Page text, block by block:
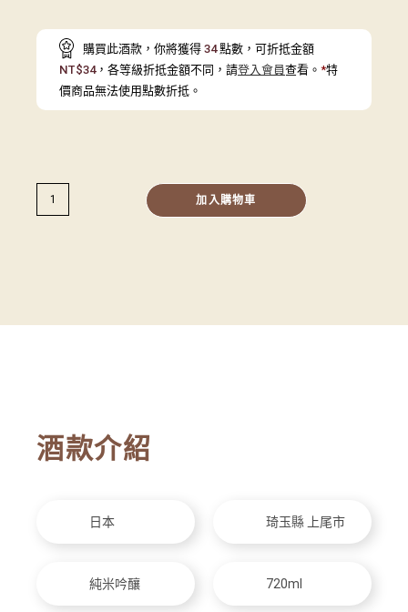
購買此酒款，你將獲得 34 點數，可折抵金額
NT$34，各等級折抵金額不同，請登入會員查看。 *特
價商品無法使用點數折抵。
加入購物車
酒款介紹
日本 琦玉縣 上尾市
純米吟釀 720ml